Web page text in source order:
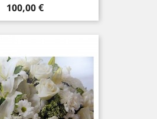
Prix
100,00 €